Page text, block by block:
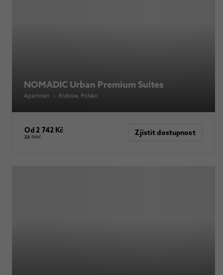
NOMADIC Urban Premium Suites
Apartmán • Kraków, Polsko
Od 2 742 Kč
za noc Zjistit dostupnost